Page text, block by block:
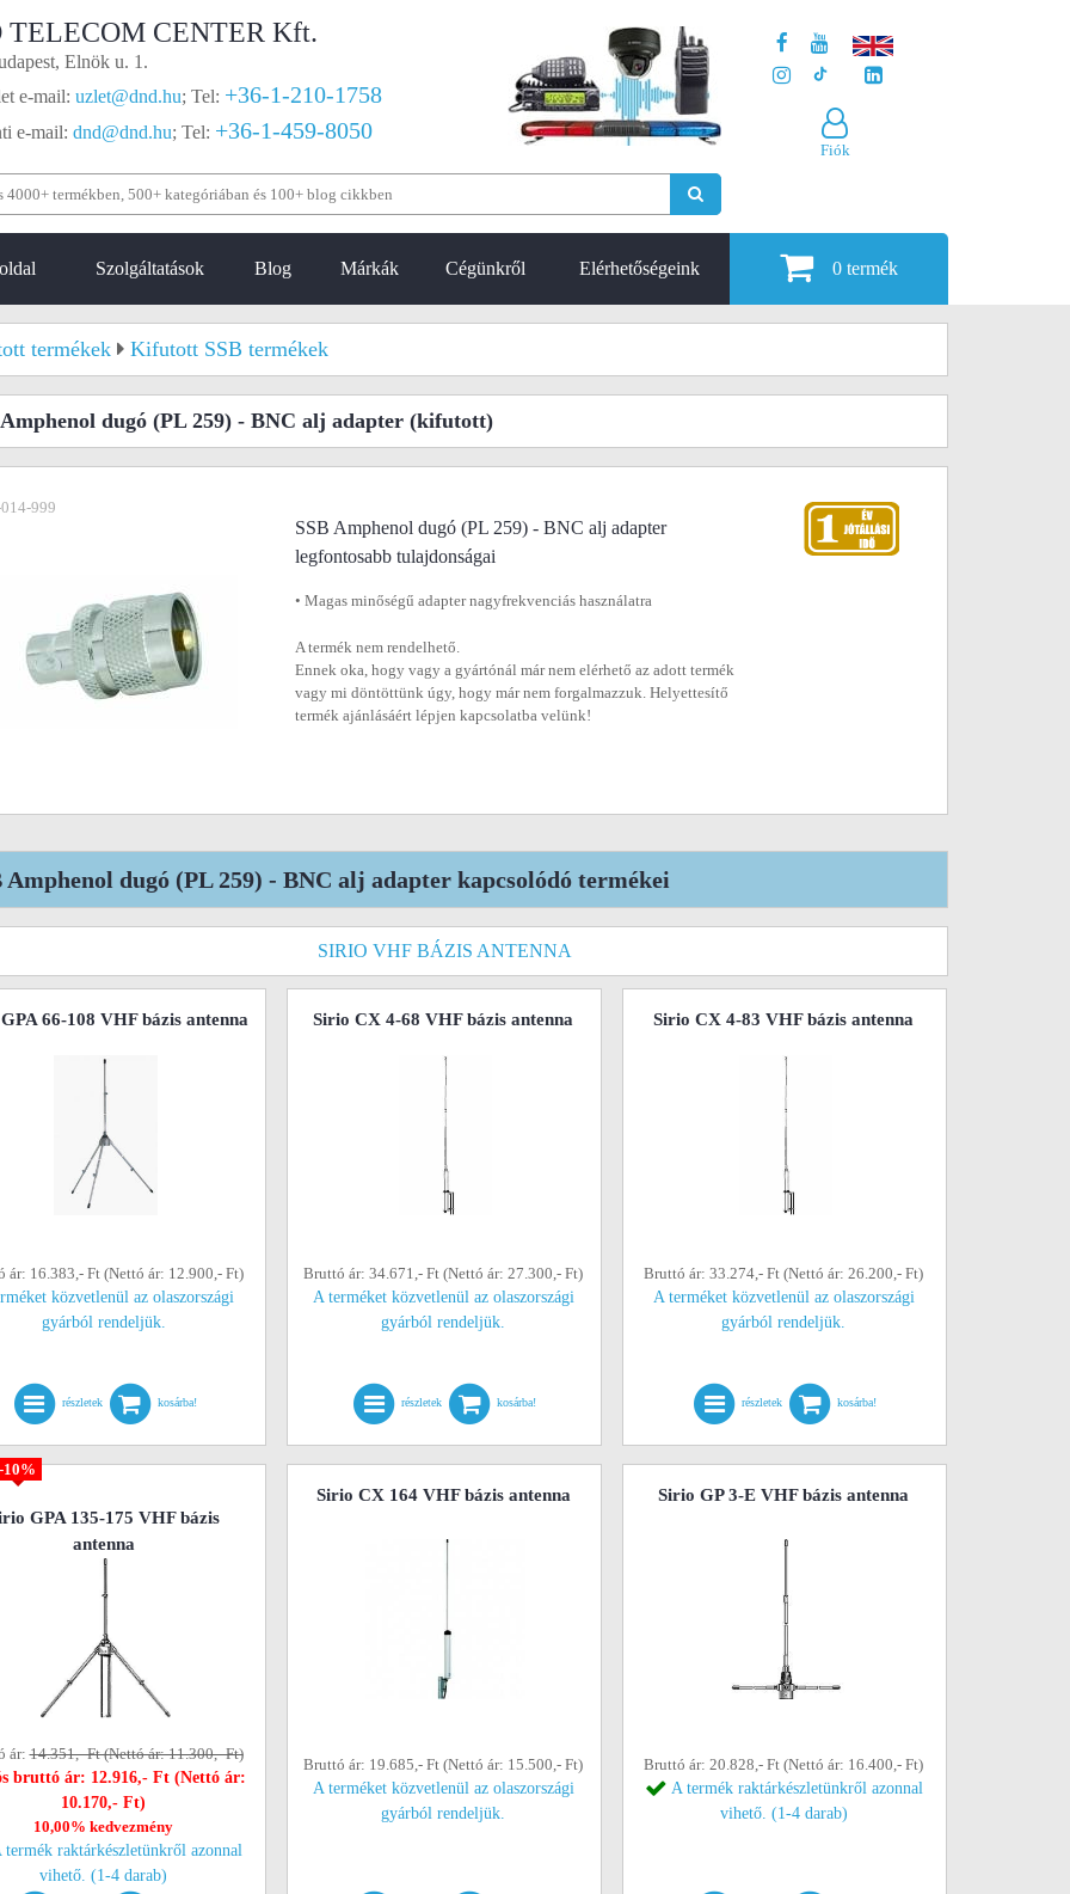
TELECOM CENTER Kft.
Elnök u. 1.
e-mail: uzlet@dnd.hu; Tel: +36-1-210-1758
e-mail: dnd@dnd.hu; Tel: +36-1-459-8050
Fiók
Szolgáltatások Blog Márkák Cégünkről Elérhetőségeink 0 termék
termékek Kifutott SSB termékek
Amphenol dugó (PL 259) - BNC alj adapter (kifutott)
999
SSB Amphenol dugó (PL 259) - BNC alj adapter
legfontosabb tulajdonságai
• Magas minőségű adapter nagyfrekvenciás használatra
A termék nem rendelhető.
Ennek oka, hogy vagy a gyártónál már nem elérhető az adott termék
vagy mi döntöttünk úgy, hogy már nem forgalmazzuk. Helyettesítő
termék ajánlásáért lépjen kapcsolatba velünk!
Amphenol dugó (PL 259) - BNC alj adapter kapcsolódó termékei
SIRIO VHF BÁZIS ANTENNA
66-108 VHF bázis antenna
ár: 16.383,- Ft (Nettó ár: 12.900,- Ft)
közvetlenül az olaszországi
gyárból rendeljük.
részletek kosárba!
Sirio CX 4-68 VHF bázis antenna
Bruttó ár: 34.671,- Ft (Nettó ár: 27.300,- Ft)
A terméket közvetlenül az olaszországi
gyárból rendeljük.
részletek kosárba!
Sirio CX 4-83 VHF bázis antenna
Bruttó ár: 33.274,- Ft (Nettó ár: 26.200,- Ft)
A terméket közvetlenül az olaszországi
gyárból rendeljük.
részletek kosárba!
-10%
GPA 135-175 VHF bázis
antenna
ár:14.351,- Ft (Nettó ár: 11.300,- Ft)
bruttó ár: 12.916,- Ft (Nettó ár:
10.170,- Ft)
10,00% kedvezmény
termék raktárkészletünkről azonnal
vihető. (1-4 darab)
Sirio CX 164 VHF bázis antenna
Bruttó ár: 19.685,- Ft (Nettó ár: 15.500,- Ft)
A terméket közvetlenül az olaszországi
gyárból rendeljük.
Sirio GP 3-E VHF bázis antenna
Bruttó ár: 20.828,- Ft (Nettó ár: 16.400,- Ft)
A termék raktárkészletünkről azonnal
vihető. (1-4 darab)